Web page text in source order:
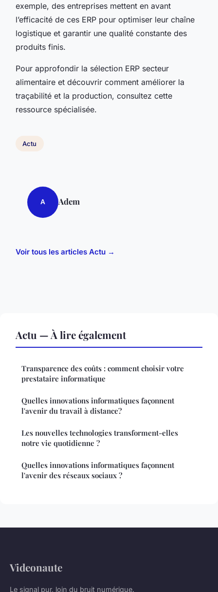
exemple, des entreprises mettent en avant
l’efficacité de ces ERP pour optimiser leur chaîne
logistique et garantir une qualité constante des
produits finis.
Pour approfondir la sélection ERP secteur
alimentaire et découvrir comment améliorer la
traçabilité et la production, consultez cette
ressource spécialisée.
Actu
A Adem
Voir tous les articles Actu →
Actu — À lire également
Transparence des coûts : comment choisir votre
prestataire informatique
Quelles innovations informatiques façonnent
l'avenir du travail à distance?
Les nouvelles technologies transforment-elles
notre vie quotidienne ?
Quelles innovations informatiques façonnent
l'avenir des réseaux sociaux ?
Videonaute
Le signal pur, loin du bruit numérique.